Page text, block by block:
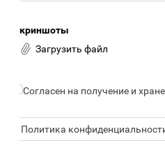
Загрузить файл
Согласен на получение и
Политика конфиденциальности